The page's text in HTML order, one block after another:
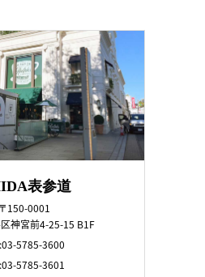
表参道
〒150-0001
神宮前4-25-15 B1F
5785-3600
5785-3601